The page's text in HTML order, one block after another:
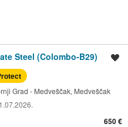
Steel (Colombo-B29)
Grad - Medveščak, Medveščak
650 €